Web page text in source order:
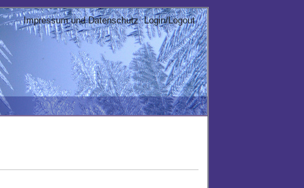
Impressum und Datenschutz Login/Logout